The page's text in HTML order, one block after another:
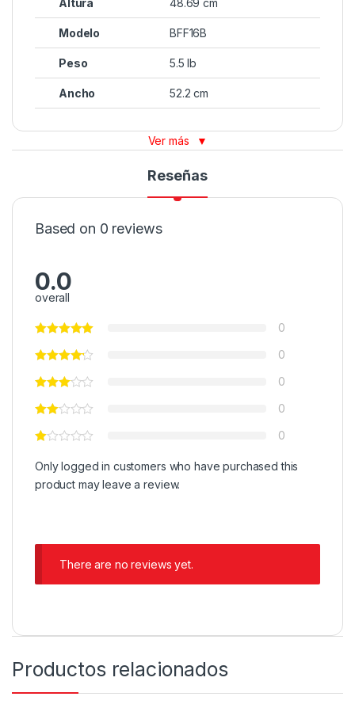
Modelo BFF16B
Peso 5.5 lb
Ancho 52.2 cm
Ver más ▼
Reseñas
Based on 0 reviews
0.0
overall
0
0
0
0
0
Only logged in customers who have purchased this
product may leave a review.
There are no reviews yet.
Productos relacionados